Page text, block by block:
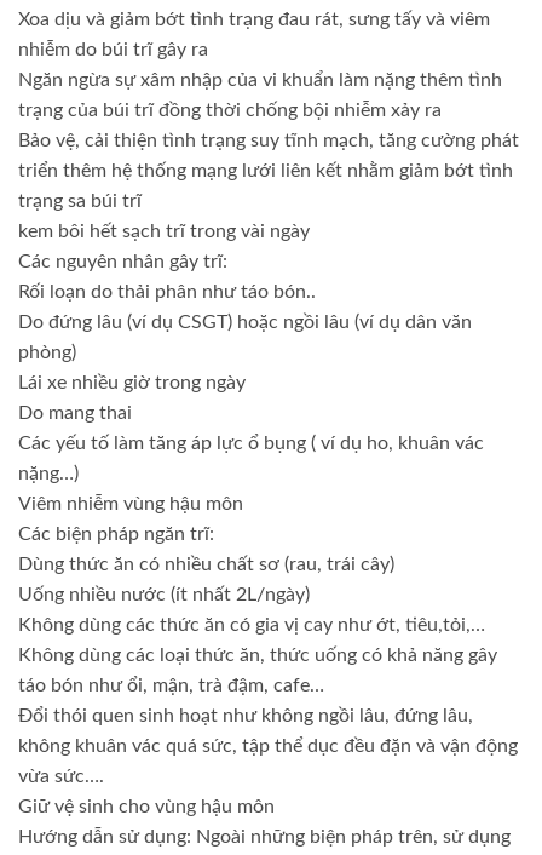
Xoa dịu và giảm bớt tình trạng đau rát, sưng tấy và viêm
nhiễm do búi trĩ gây ra
Ngăn ngừa sự xâm nhập của vi khuẩn làm nặng thêm tình
trạng của búi trĩ đồng thời chống bội nhiễm xảy ra
Bảo vệ, cải thiện tình trạng suy tĩnh mạch, tăng cường phát
triển thêm hệ thống mạng lưới liên kết nhằm giảm bớt tình
trạng sa búi trĩ
kem bôi hết sạch trĩ trong vài ngày
Các nguyên nhân gây trĩ:
Rối loạn do thải phân như táo bón..
Do đứng lâu (ví dụ CSGT) hoặc ngồi lâu (ví dụ dân văn
phòng)
Lái xe nhiều giờ trong ngày
Do mang thai
Các yếu tố làm tăng áp lực ổ bụng ( ví dụ ho, khuân vác
nặng…)
Viêm nhiễm vùng hậu môn
Các biện pháp ngăn trĩ:
Dùng thức ăn có nhiều chất sơ (rau, trái cây)
Uống nhiều nước (ít nhất 2L/ngày)
Không dùng các thức ăn có gia vị cay như ớt, tiêu,tỏi,…
Không dùng các loại thức ăn, thức uống có khả năng gây
táo bón như ổi, mận, trà đậm, cafe…
Đổi thói quen sinh hoạt như không ngồi lâu, đứng lâu,
không khuân vác quá sức, tập thể dục đều đặn và vận động
vừa sức….
Giữ vệ sinh cho vùng hậu môn
Hướng dẫn sử dụng: Ngoài những biện pháp trên, sử dụng